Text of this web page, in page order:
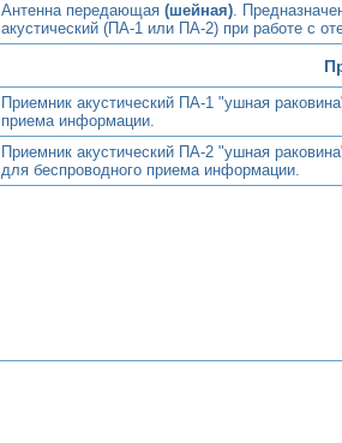
Антенна передающая (шейная).
акустический (ПА-1 или ПА-2) при работе с
Приемник акустический ПА-1 "ушная
приема информации.
Приемник акустический ПА-2 "ушная
для беспроводного приема информации.